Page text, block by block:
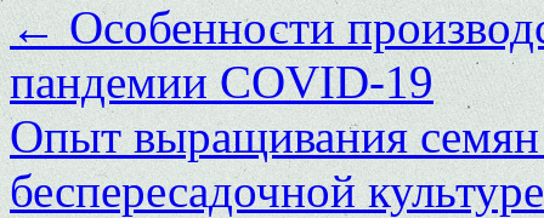
←Особенности
пандемии COVID-19
Опыт выращивания семян
беспересадочной